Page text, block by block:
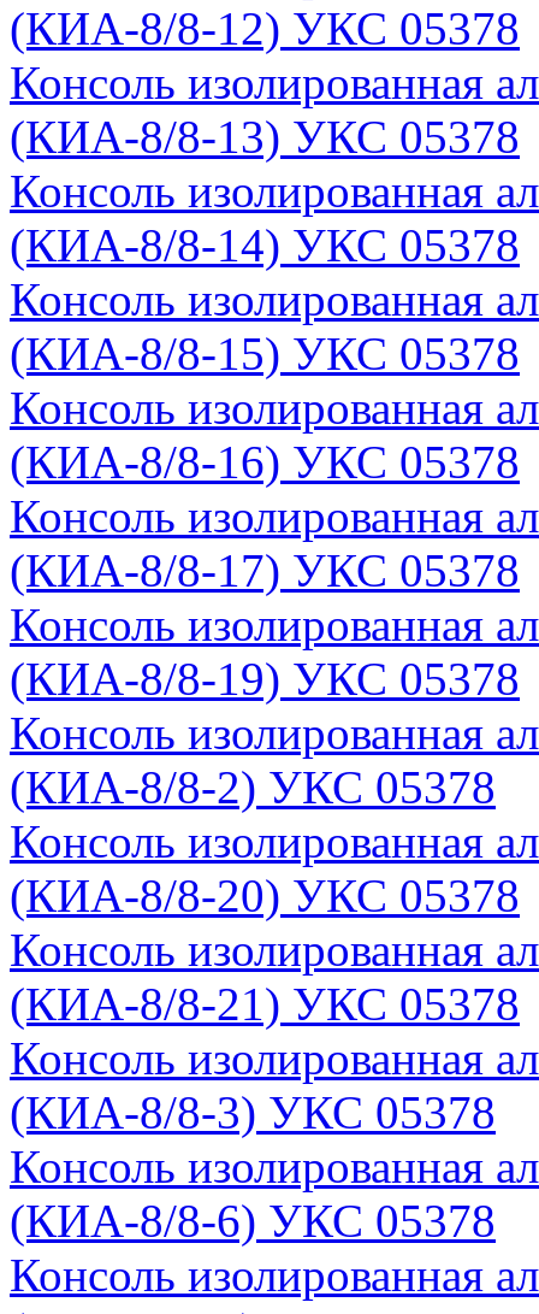
(КИА-8/8-12) УКС 05378
Консоль изолированная
(КИА-8/8-13) УКС 05378
Консоль изолированная
(КИА-8/8-14) УКС 05378
Консоль изолированная
(КИА-8/8-15) УКС 05378
Консоль изолированная
(КИА-8/8-16) УКС 05378
Консоль изолированная
(КИА-8/8-17) УКС 05378
Консоль изолированная
(КИА-8/8-19) УКС 05378
Консоль изолированная
(КИА-8/8-2) УКС 05378
Консоль изолированная
(КИА-8/8-20) УКС 05378
Консоль изолированная
(КИА-8/8-21) УКС 05378
Консоль изолированная
(КИА-8/8-3) УКС 05378
Консоль изолированная
(КИА-8/8-6) УКС 05378
Консоль изолированная